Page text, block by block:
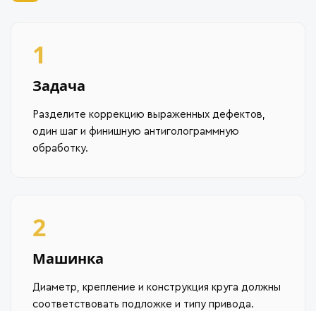
1
Задача
Разделите коррекцию выраженных дефектов,
один шаг и финишную антиголограммную
обработку.
2
Машинка
Диаметр, крепление и конструкция круга должны
соответствовать подложке и типу привода.